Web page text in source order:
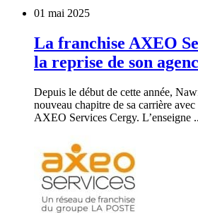
01 mai 2025
La franchise AXEO
la reprise de son
Depuis le début de cette année,
nouveau chapitre de sa carrière avec
AXEO Services Cergy. L’enseigne